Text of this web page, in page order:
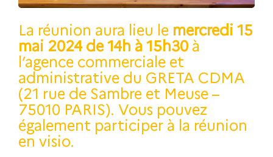
La réunion aura lieu le mercredi 15
mai 2024 de 14h à 15h30à
l’agence commerciale et
administrative du GRETA CDMA
(21 rue de Sambre et Meuse –
75010 PARIS). Vous pouvez
également participer à la réunion
en visio.